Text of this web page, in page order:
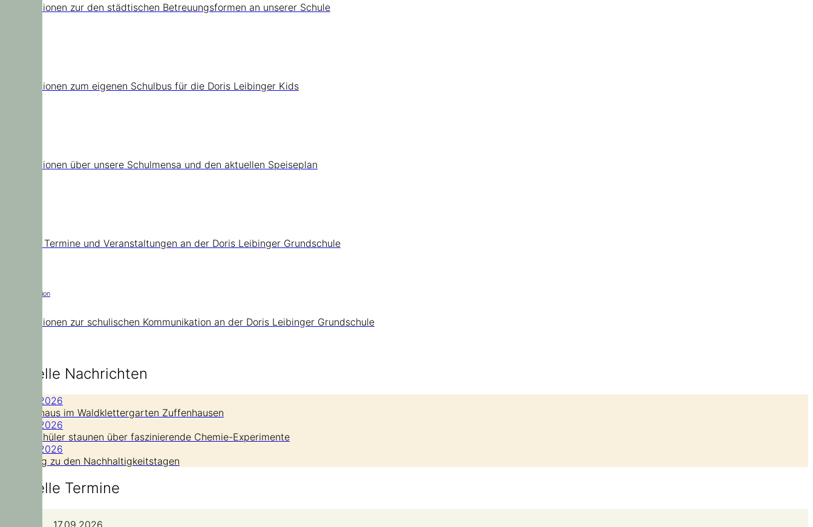
Informationen zur den städtischen Betreuungsformen an unserer Schule
Informationen zum eigenen Schulbus für die Doris Leibinger Kids
Informationen über unsere Schulmensa und den aktuellen Speiseplan
Aktuelle Termine und Veranstaltungen an der Doris Leibinger Grundschule
Kommunikation
Informationen zur schulischen Kommunikation an der Doris Leibinger Grundschule
Aktuelle Nachrichten
21. Juli 2026
Hoch hinaus im Waldklettergarten Zuffenhausen
14. Juli 2026
Grundschüler staunen über faszinierende Chemie-Experimente
14. Juli 2026
Nachtrag zu den Nachhaltigkeitstagen
Aktuelle Termine